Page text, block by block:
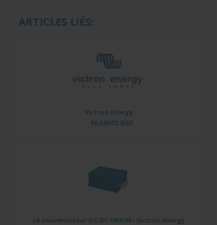
ARTICLES LIÉS:
Victron Energy
en savoir plus
Le convertisseur DC-DC ORION - Victron Energy